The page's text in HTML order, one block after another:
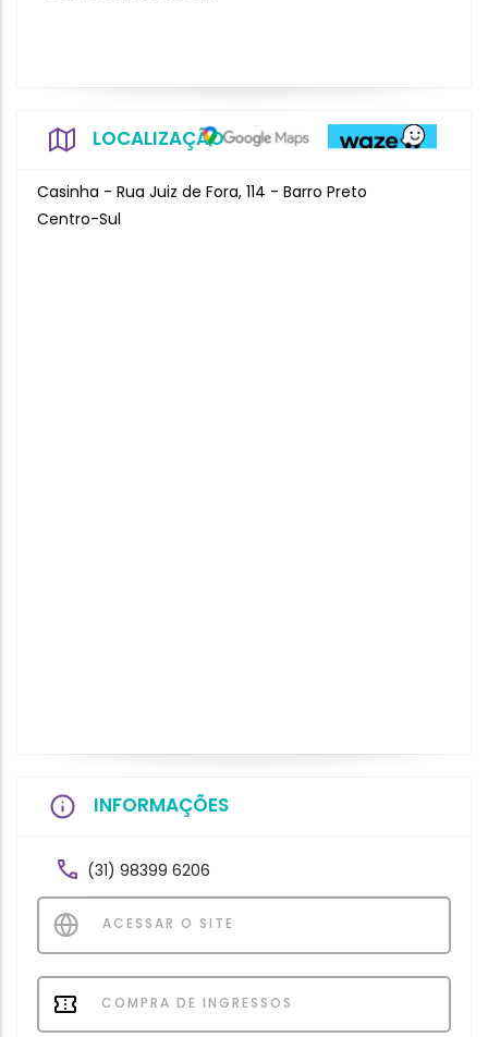
LOCALIZAÇÃO
Casinha - Rua Juiz de Fora, 114 - Barro Preto
Centro-Sul
INFORMAÇÕES
(31) 98399 6206
ACESSAR O SITE
COMPRA DE INGRESSOS